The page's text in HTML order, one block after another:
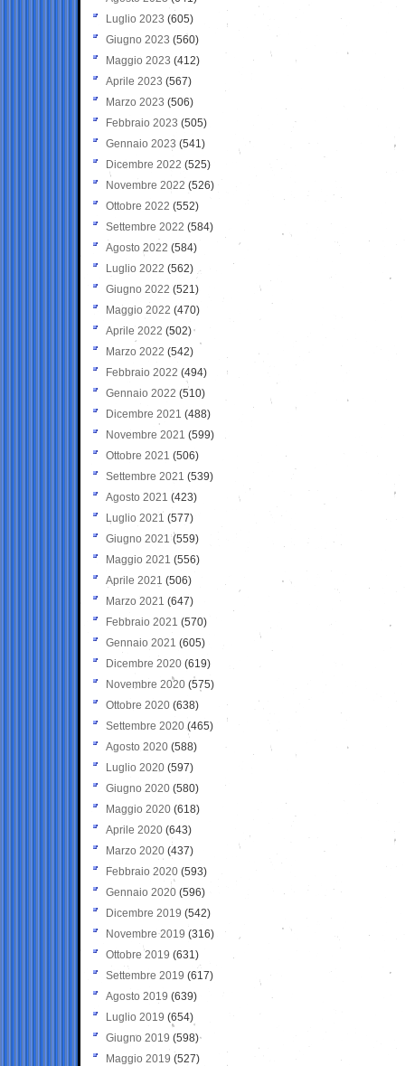
Luglio 2023 (605)
Giugno 2023 (560)
Maggio 2023 (412)
Aprile 2023 (567)
Marzo 2023 (506)
Febbraio 2023 (505)
Gennaio 2023 (541)
Dicembre 2022 (525)
Novembre 2022 (526)
Ottobre 2022 (552)
Settembre 2022 (584)
Agosto 2022 (584)
Luglio 2022 (562)
Giugno 2022 (521)
Maggio 2022 (470)
Aprile 2022 (502)
Marzo 2022 (542)
Febbraio 2022 (494)
Gennaio 2022 (510)
Dicembre 2021 (488)
Novembre 2021 (599)
Ottobre 2021 (506)
Settembre 2021 (539)
Agosto 2021 (423)
Luglio 2021 (577)
Giugno 2021(559)
Maggio 2021 (556)
Aprile 2021 (506)
Marzo 2021 (647)
Febbraio 2021 (570)
Gennaio 2021 (605)
Dicembre 2020 (619)
Novembre 2020 (575)
Ottobre 2020 (638)
Settembre 2020(465)
Agosto 2020 (588)
Luglio 2020 (597)
Giugno 2020 (580)
Maggio 2020 (618)
Aprile 2020 (643)
Marzo 2020 (437)
Febbraio 2020 (593)
Gennaio 2020 (596)
Dicembre 2019 (542)
Novembre 2019 (316)
Ottobre 2019 (631)
Settembre 2019 (617)
Agosto 2019 (639)
Luglio 2019 (654)
Giugno 2019 (598)
Maggio 2019 (527)